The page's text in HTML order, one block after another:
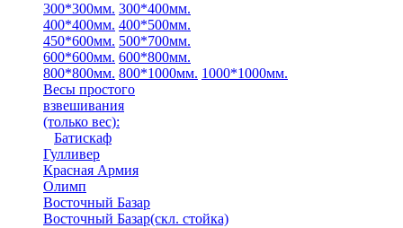
300*300мм. 300*400мм.
400*400мм. 400*500мм.
450*600мм. 500*700мм.
600*600мм. 600*800мм.
800*800мм. 800*1000мм. 1000*1000мм.
Весы простого
взвешивания
(только вес):
Батискаф
Гулливер
Красная Армия
Олимп
Восточный Базар
Восточный Базар(скл. стойка)